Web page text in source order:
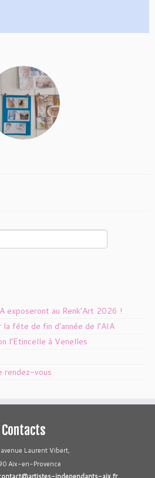
exposeront au Renk’Art 2026 !
la fête de fin d’année de l’AIA
l’Etincelle à Venelles
rendez-vous
Contacts
Laurent Vibert,
Aix-en-Provence